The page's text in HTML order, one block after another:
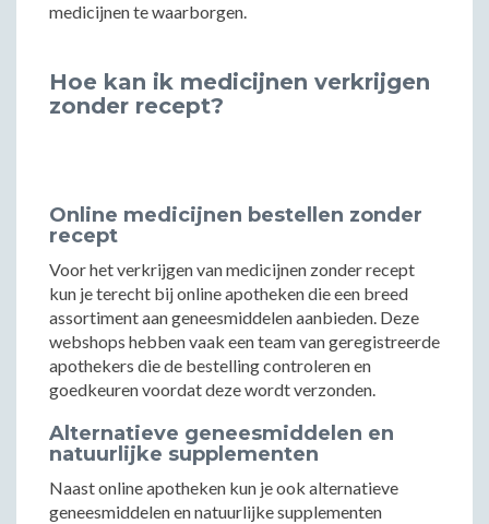
medicijnen te waarborgen.
Hoe kan ik medicijnen verkrijgen
zonder recept?
Online medicijnen bestellen zonder
recept
Voor het verkrijgen van medicijnen zonder recept
kun je terecht bij online apotheken die een breed
assortiment aan geneesmiddelen aanbieden. Deze
webshops hebben vaak een team van geregistreerde
apothekers die de bestelling controleren en
goedkeuren voordat deze wordt verzonden.
Alternatieve geneesmiddelen en
natuurlijke supplementen
Naast online apotheken kun je ook alternatieve
geneesmiddelen en natuurlijke supplementen